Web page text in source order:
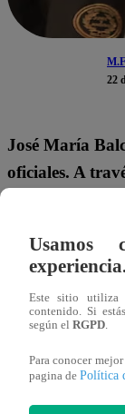
22
José María
oficiales. A
Te puede
Usamos
Este sitio utiliza
contenido. Si
según el RGPD
Para conocer
pagina de Política